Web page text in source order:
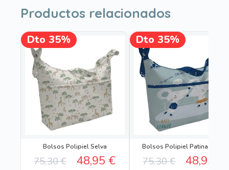
Productos relacionados
Dto 35%
Bolsos Polipiel Selva
¡OFERTA!
75,30€
El
48,95€El
Este
producto
tiene
múltiples
variantes.
opciones
Dto 35%
Bolsos Polipiel Patinadores
¡OFERTA!
75,30€
El
48,95
Este
producto
tiene
múltiples
variantes.
opciones
elegir